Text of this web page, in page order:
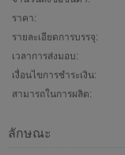
ราคา:
รายละเอียดการบรรจุ:
เวลาการส่งมอบ:
เงื่อนไขการชำระเงิน:
สามารถในการผลิต:
ลักษณะ